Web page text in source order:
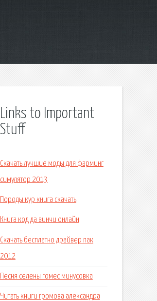
Links to Important
Stuff
Скачать лучшие моды для фарминг
симулятор 2013
Породы кур книга скачать
Книга код да винчи онлайн
Скачать бесплатно драйвер пак
2012
Песня селены гомес минусовка
Читать книги громова александра